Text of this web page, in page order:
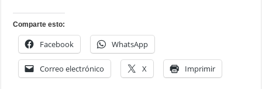
Comparte esto:
Facebook WhatsApp
Correo electrónico X Imprimir